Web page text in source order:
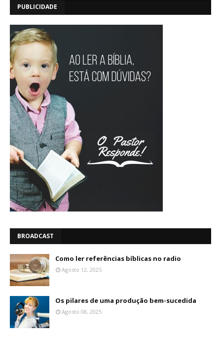
PUBLICIDADE
BROADCAST
Como ler referências bíblicas no radio
Agosto 12, 2025
Os pilares de uma produção bem-sucedida
Agosto 08, 2025